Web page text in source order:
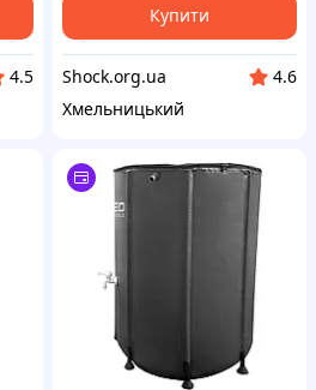
4.5
Купити
Shock.org.ua
4.6
Хмельницький